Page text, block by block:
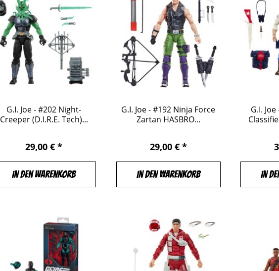
G.I. Joe - #202 Night-
Creeper (D.I.R.E. Tech)...
29,00 € *
In den Warenkorb
G.I. Joe - #192 Ninja Force
Zartan HASBRO...
29,00 € *
In den Warenkorb
G.I.
In